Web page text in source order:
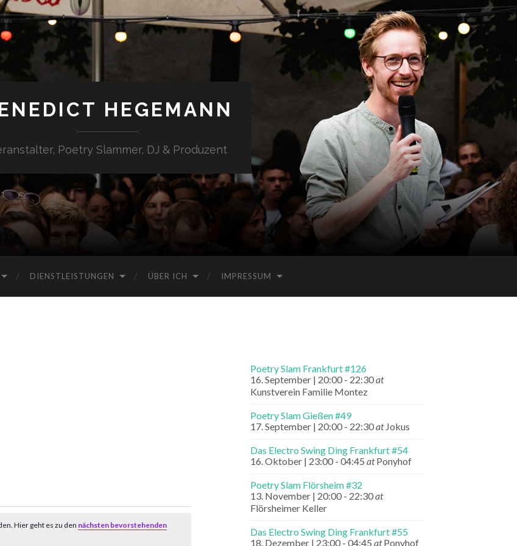
HEGEMANN
Poetry Slammer, DJ & Produzent
DIENSTLEISTUNGEN ÜBER ICH IMPRESSUM
Hier geht es zu den nächsten bevorstehenden
Poetry Slam Frankfurt #126
16. September | 20:00 - 22:30at
Kunstverein Familie Montez
Poetry Slam Gießen #49
17. September | 20:00 - 22:30at Jokus
Das Electro Swing Ding Frankfurt #54
16. Oktober | 23:00 - 04:45 atPonyhof
Poetry Slam Flörsheim #32
13. November | 20:00 - 22:30at
Flörsheimer Keller
Das Electro Swing Ding Frankfurt #55
18. Dezember | 23:00 - 04:45 atPonyhof